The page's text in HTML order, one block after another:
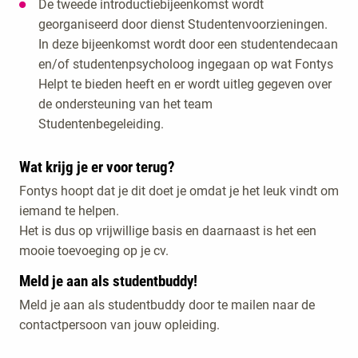
De tweede introductiebijeenkomst wordt
georganiseerd door dienst Studentenvoorzieningen.
In deze bijeenkomst wordt door een studentendecaan
en/of studentenpsycholoog ingegaan op wat Fontys
Helpt te bieden heeft en er wordt uitleg gegeven over
de ondersteuning van het team
Studentenbegeleiding.
Wat krijg je er voor terug?
Fontys hoopt dat je dit doet je omdat je het leuk vindt om
iemand te helpen.
Het is dus op vrijwillige basis en daarnaast is het een
mooie toevoeging op je cv.
Meld je aan als studentbuddy!
Meld je aan als studentbuddy door te mailen naar de
contactpersoon van jouw opleiding.